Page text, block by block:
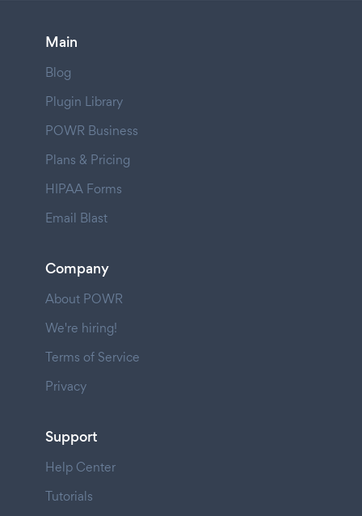
Main
Blog
Plugin Library
POWR Business
Plans & Pricing
HIPAA Forms
Email Blast
Company
About POWR
We're hiring!
Terms of Service
Privacy
Support
Help Center
Tutorials